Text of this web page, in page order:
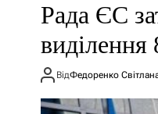
Рада ЄС
ВідФедоренко